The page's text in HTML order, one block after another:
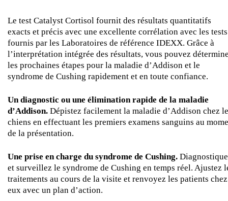
Le test Catalyst Cortisol fournit des résultats quantitatifs
exacts et précis avec une excellente corrélation avec les tests
fournis par les Laboratoires de référence IDEXX. Grâce à
l’interprétation intégrée des résultats, vous pouvez
les prochaines étapes pour la maladie d’Addison et le
syndrome de Cushing rapidement et en toute confiance.
Un diagnostic ou une élimination rapide de la maladie
d’Addison. Dépistez facilement la maladie d’Addison chez
chiens en effectuant les premiers examens sanguins au
de la présentation.
Une prise en charge du syndrome de Cushing.
et surveillez le syndrome de Cushing en temps réel. Ajustez
traitements au cours de la visite et renvoyez les patients chez
eux avec un plan d’action.